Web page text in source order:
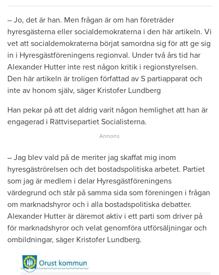
– Jo, det är han. Men frågan är om han företräder
hyresgästerna eller socialdemokraterna i den här artikeln. Vi
vet att socialdemokraterna börjat samordna sig för att ge sig
in i Hyresgästföreningens regionval. Under två års tid har
Alexander Hutter inte rest någon kritik i regionstyrelsen.
Den här artikeln är troligen författad av S partiapparat och
inte av honom själv, säger Kristofer Lundberg
Han pekar på att det aldrig varit någon hemlighet att han är
engagerad i Rättvisepartiet Socialisterna.
– Jag blev vald på de meriter jag skaffat mig inom
hyresgäströrelsen och det bostadspolitiska arbetet. Partiet
som jag är medlem i delar Hyresgästföreningens
värdegrund och står på samma sida som föreningen i frågan
om marknadshyror och i alla bostadspolitiska debatter.
Alexander Hutter är däremot aktiv i ett parti som driver på
för marknadshyror och velat genomföra utförsäljningar och
ombildningar, säger Kristofer Lundberg.